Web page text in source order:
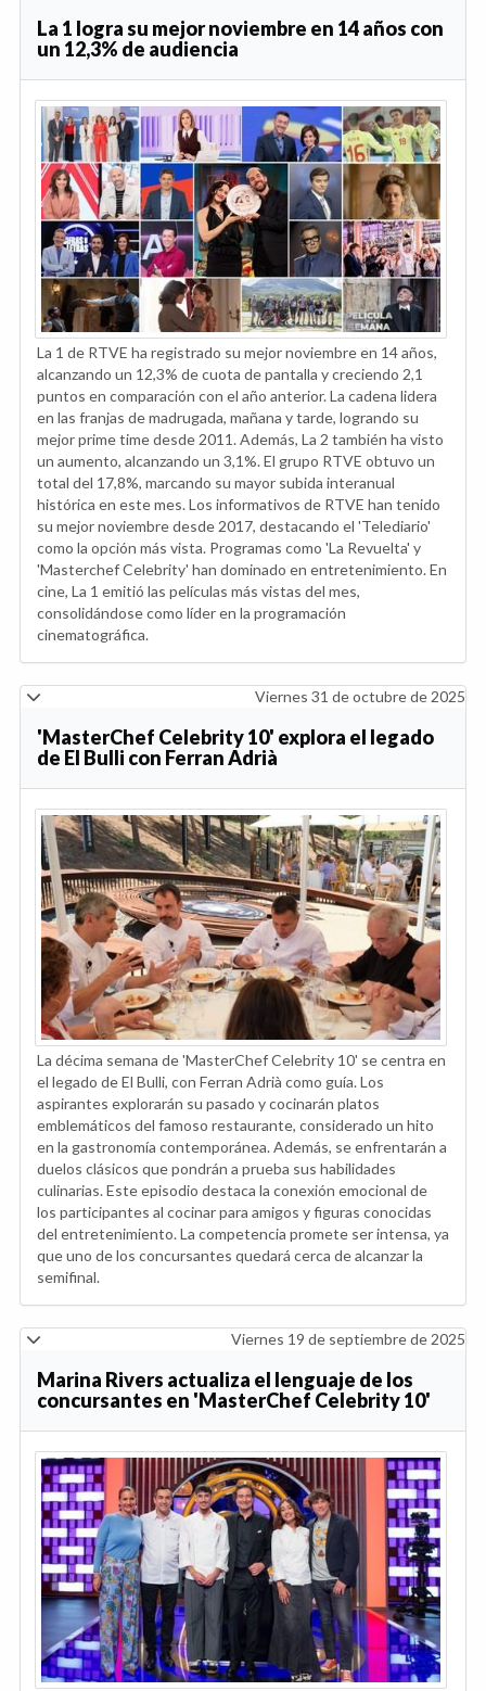
La 1 logra su mejor noviembre en 14 años con
un 12,3% de audiencia
La 1 de RTVE ha registrado su mejor noviembre en 14 años,
alcanzando un 12,3% de cuota de pantalla y creciendo 2,1
puntos en comparación con el año anterior. La cadena lidera
en las franjas de madrugada, mañana y tarde, logrando su
mejor prime time desde 2011. Además, La 2 también ha visto
un aumento, alcanzando un 3,1%. El grupo RTVE obtuvo un
total del 17,8%, marcando su mayor subida interanual
histórica en este mes. Los informativos de RTVE han tenido
su mejor noviembre desde 2017, destacando el 'Telediario'
como la opción más vista. Programas como 'La Revuelta' y
'Masterchef Celebrity' han dominado en entretenimiento. En
cine, La 1 emitió las películas más vistas del mes,
consolidándose como líder en la programación
cinematográfica.
Viernes 31 de octubre de 2025
'MasterChef Celebrity 10' explora el legado
de El Bulli con Ferran Adrià
La décima semana de 'MasterChef Celebrity 10' se centra en
el legado de El Bulli, con Ferran Adrià como guía. Los
aspirantes explorarán su pasado y cocinarán platos
emblemáticos del famoso restaurante, considerado un hito
en la gastronomía contemporánea. Además, se enfrentarán a
duelos clásicos que pondrán a prueba sus habilidades
culinarias. Este episodio destaca la conexión emocional de
los participantes al cocinar para amigos y figuras conocidas
del entretenimiento. La competencia promete ser intensa, ya
que uno de los concursantes quedará cerca de alcanzar la
semifinal.
Viernes 19 de septiembre de 2025
Marina Rivers actualiza el lenguaje de los
concursantes en 'MasterChef Celebrity 10'